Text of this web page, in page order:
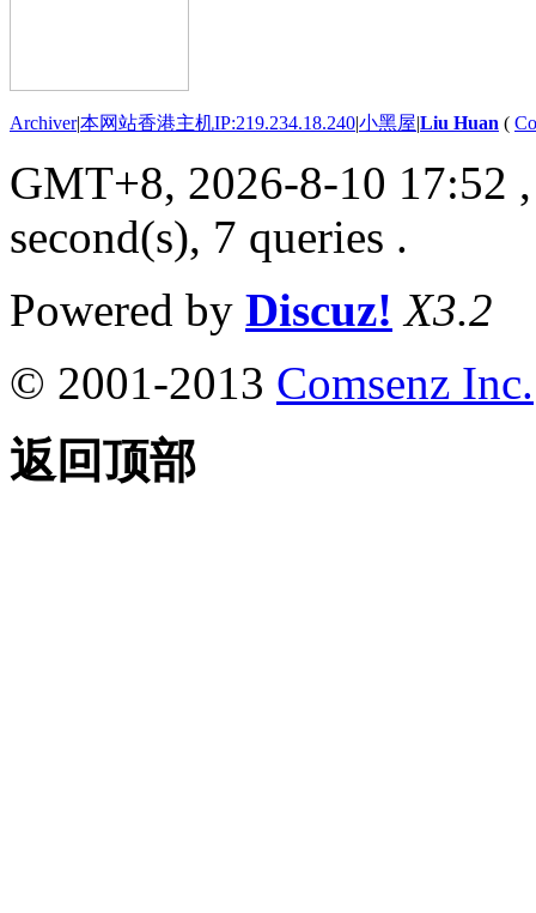
Archiver|本网站香港主机IP:219.234.18.240|小黑屋|Liu Huan (
GMT+8, 2026-8-10 17:52
second(s), 7 queries .
Powered by Discuz! X3.2
© 2001-2013 Comsenz Inc.
返回顶部